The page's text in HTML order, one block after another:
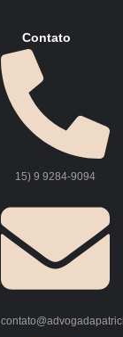
Contato
15) 9 9284-9094